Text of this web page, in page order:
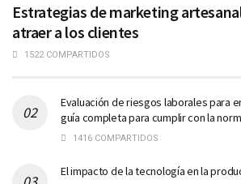
Estrategias de marketing
atraer a los clientes
1522 COMPARTIDOS
Evaluación de riesgos laborales para
guía completa para cumplir con la
1416 COMPARTIDOS
El impacto de la tecnología en la